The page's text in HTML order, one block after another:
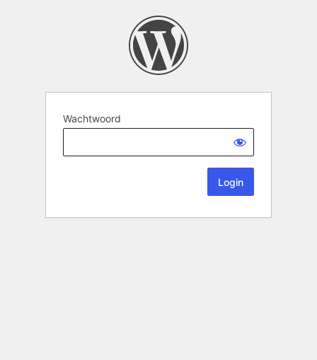
Wachtwoord